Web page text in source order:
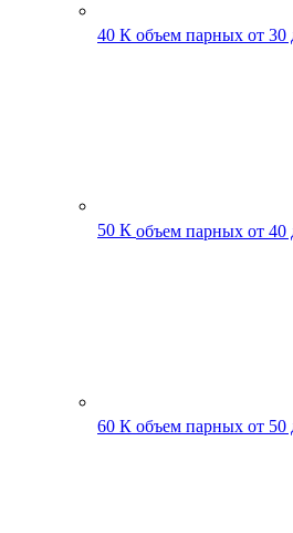
40 К объем парных от 30
50 К объем парных от 40
60 К объем парных от 50